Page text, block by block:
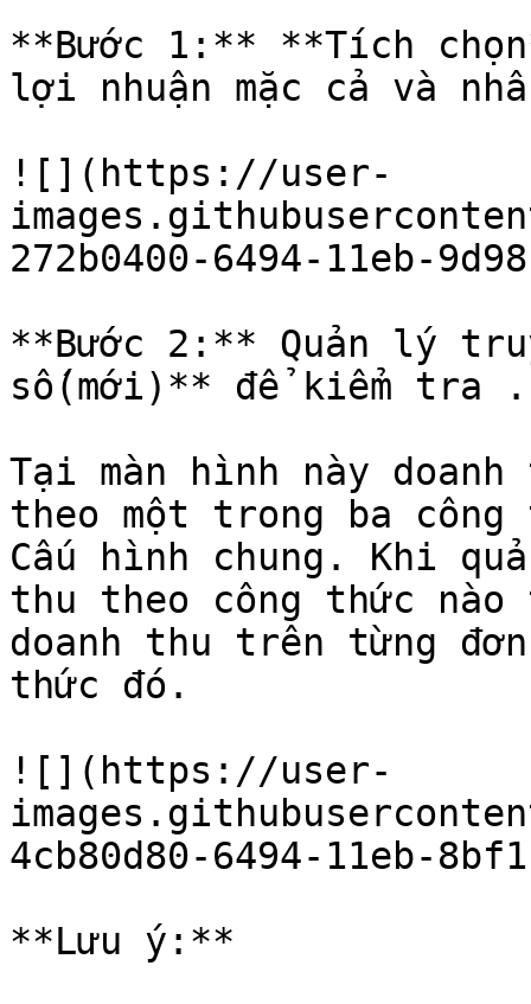
**Bước 1:** **Tích
lợi nhuận mặc cả và
![](https://user-
272b0400-6494-11eb-
**Bước 2:** Quản lý
số(mới)** để kiểm tra .
Tại màn hình này
theo một trong ba
Cấu hình chung. Khi
thu theo công thức
doanh thu trên từng
thức đó.
![](https://user-
4cb80d80-6494-11eb-
**Lưu ý:**